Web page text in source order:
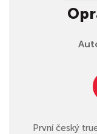
První český